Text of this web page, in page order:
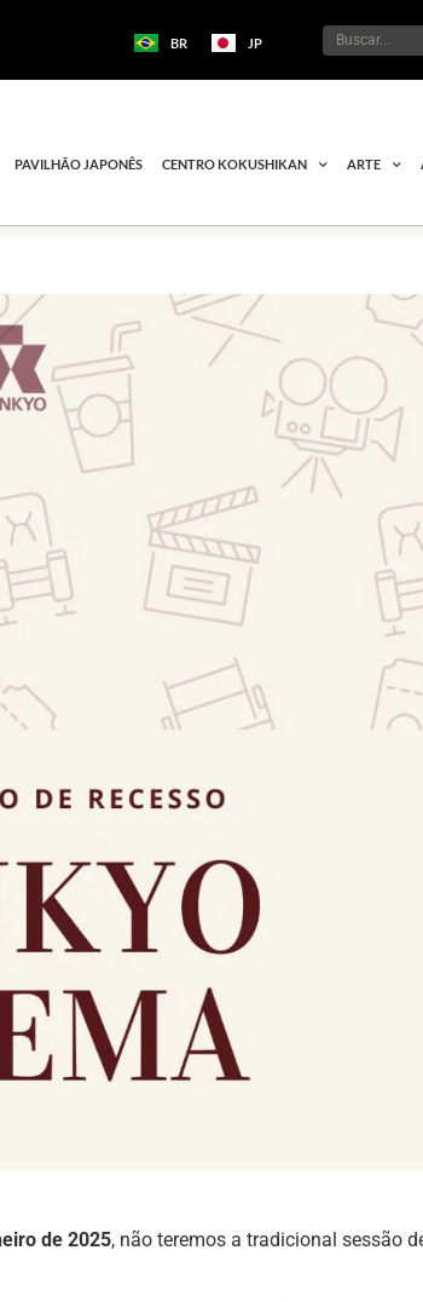
BR JP
PAVILHÃO JAPONÊS CENTRO KOKUSHIKAN ARTE
de 2025, não teremos a tradicional sessão